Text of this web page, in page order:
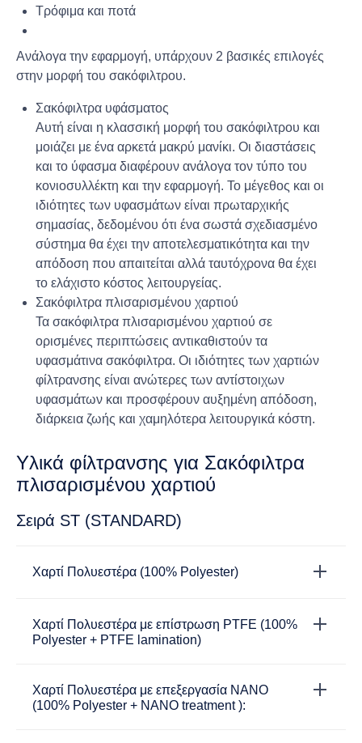
Τρόφιμα και ποτά
Ανάλογα την εφαρμογή, υπάρχουν 2 βασικές επιλογές
στην μορφή του σακόφιλτρου.
Σακόφιλτρα υφάσματος
Αυτή είναι η κλασσική μορφή του σακόφιλτρου και
μοιάζει με ένα αρκετά μακρύ μανίκι. Οι διαστάσεις
και το ύφασμα διαφέρουν ανάλογα τον τύπο του
κονιοσυλλέκτη και την εφαρμογή. Το μέγεθος και οι
ιδιότητες των υφασμάτων είναι πρωταρχικής
σημασίας, δεδομένου ότι ένα σωστά σχεδιασμένο
σύστημα θα έχει την αποτελεσματικότητα και την
απόδοση που απαιτείται αλλά ταυτόχρονα θα έχει
το ελάχιστο κόστος λειτουργείας.
Σακόφιλτρα πλισαρισμένου χαρτιού
Τα σακόφιλτρα πλισαρισμένου χαρτιού σε
ορισμένες περιπτώσεις αντικαθιστούν τα
υφασμάτινα σακόφιλτρα. Οι ιδιότητες των χαρτιών
φίλτρανσης είναι ανώτερες των αντίστοιχων
υφασμάτων και προσφέρουν αυξημένη απόδοση,
διάρκεια ζωής και χαμηλότερα λειτουργικά κόστη.
Υλικά φίλτρανσης για Σακόφιλτρα
πλισαρισμένου χαρτιού
Σειρά ST (STANDARD)
Χαρτί Πολυεστέρα (100% Polyester)
Χαρτί Πολυεστέρα με επίστρωση PTFE (100%
Polyester + PTFE lamination)
Χαρτί Πολυεστέρα με επεξεργασία NANO
(100% Polyester + NANO treatment ):